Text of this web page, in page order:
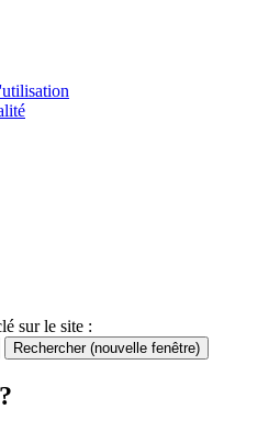
sur le site :
Rechercher (nouvelle fenêtre)